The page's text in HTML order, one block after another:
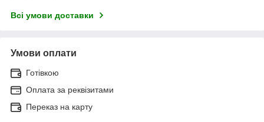
Всі умови доставки
Умови оплати
Готівкою
Оплата за реквізитами
Переказ на карту